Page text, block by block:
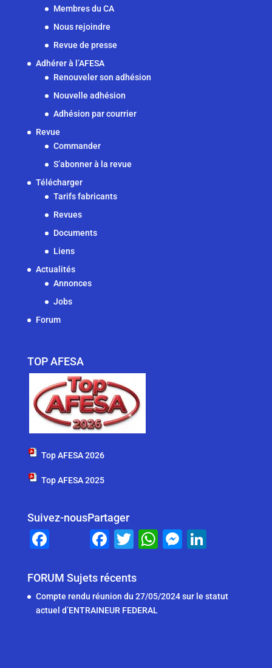
Membres du CA
Nous rejoindre
Revue de presse
Adhérer à l’AFESA
Renouveler son adhésion
Nouvelle adhésion
Adhésion par courrier
Revue
Commander
S’abonner à la revue
Télécharger
Tarifs fabricants
Revues
Documents
Liens
Actualités
Annonces
Jobs
Forum
TOP AFESA
Top AFESA 2026
Top AFESA 2025
Suivez-nous
c
e
b
Partager
F
c
e
b
T
tt
er
W
s
A
M
e
e
FORUM Sujets récents
Compte rendu réunion du 27/05/2024 sur le statut
actuel d’ENTRAINEUR FEDERAL